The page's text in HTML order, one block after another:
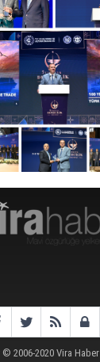
© 2006-2020Vira Haber